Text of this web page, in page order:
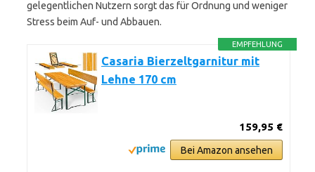
gelegentlichen Nutzern sorgt das für Ordnung und weniger
Stress beim Auf- und Abbauen.
EMPFEHLUNG
Casaria Bierzeltgarnitur mit
Lehne 170 cm
159,95 €
Bei Amazon ansehen